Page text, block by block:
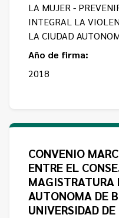
LA MUJER -
INTEGRAL LA
LA CIUDAD
Año de firma:
2018
CONVENIO
ENTRE EL
MAGISTRATURA
AUTONOMA DE
UNIVERSIDAD